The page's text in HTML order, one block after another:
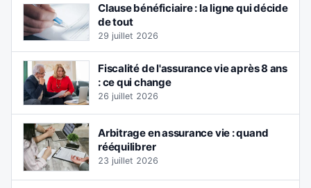
Clause bénéficiaire : la ligne qui décide
de tout
29 juillet 2026
Fiscalité de l'assurance vie après 8 ans
: ce qui change
26 juillet 2026
Arbitrage en assurance vie : quand
rééquilibrer
23 juillet 2026